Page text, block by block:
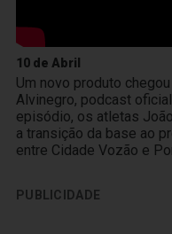
10 de Abril
Um novo produto
Alvinegro, podcast
episódio, os atletas
a transição da base ao
entre Cidade Vozão e
PUBLICIDADE